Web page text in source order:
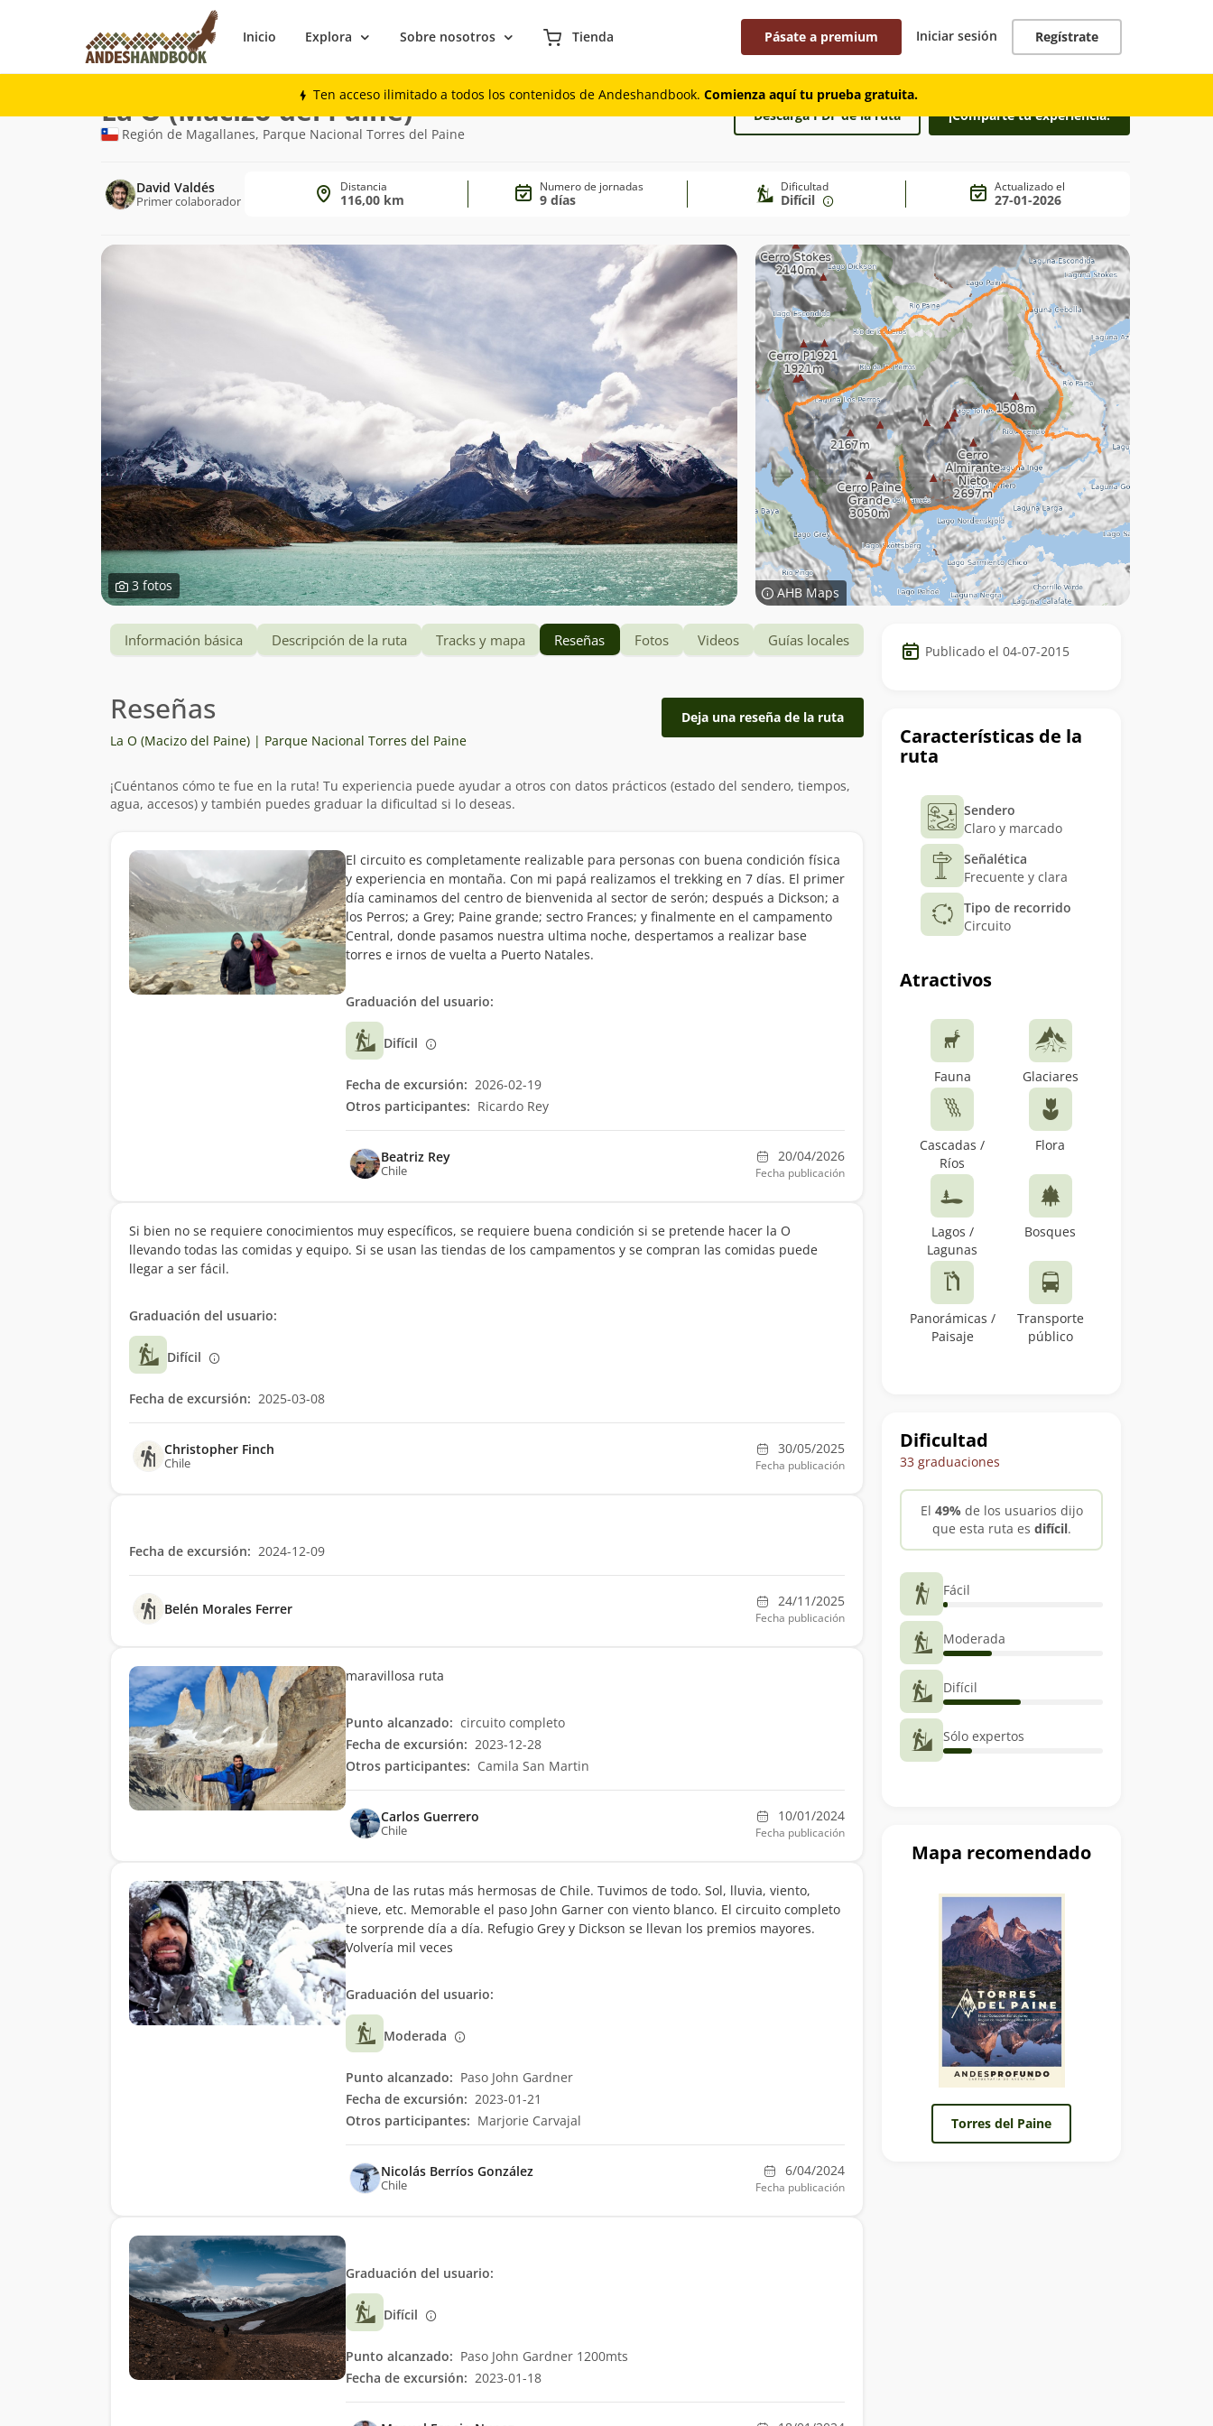
Inicio Explora Sobre nosotros Tienda Pásate a premium Iniciar sesión Regístrate
Ten acceso ilimitado a todos los contenidos de Andeshandbook. Comienza aquí tu prueba gratuita.
Trekking
Ruta
de
La O (Macizo del Paine)
Región de Magallanes, Parque Nacional Torres del Paine
Descarga PDF de la ruta ¡Comparte tu experiencia!
David Valdés
Primer colaborador
Distancia
116,00 km
Numero de jornadas
9 días
Dificultad
Difícil
Actualizado el
27-01-2026
3 fotos AHB Maps
Datos
del Publicado el 04-07-2015
Características de la
ruta
Sendero
Claro y marcado
Señalética
Frecuente y clara
Tipo de recorrido
Circuito
Atractivos
Fauna Glaciares
Cascadas /
Ríos
Flora
Lagos /
Lagunas
Bosques
Panorámicas /
Paisaje
Transporte
público
Dificultad
33 graduaciones
El 49% de los usuarios dijo
que esta ruta es difícil.
Fácil
Moderada
Difícil
Sólo expertos
Mapa recomendado
Torres del Paine
Información básica Descripción de la ruta Tracks y mapa Reseñas Fotos Videos Guías locales
Reseñas
La O (Macizo del Paine) | Parque Nacional Torres del Paine
Deja una reseña de la ruta
¡Cuéntanos cómo te fue en la ruta! Tu experiencia puede ayudar a otros con datos prácticos (estado del sendero, tiempos,
agua, accesos) y también puedes graduar la dificultad si lo deseas.
El circuito es completamente realizable para personas con buena condición física
y experiencia en montaña. Con mi papá realizamos el trekking en 7 días. El primer
día caminamos del centro de bienvenida al sector de serón; después a Dickson; a
los Perros; a Grey; Paine grande; sectro Frances; y finalmente en el campamento
Central, donde pasamos nuestra ultima noche, despertamos a realizar base
torres e irnos de vuelta a Puerto Natales.
Graduación del usuario:
Difícil
Fecha de excursión: 2026-02-19
Otros participantes: Ricardo Rey
Beatriz Rey
Chile
20/04/2026
Fecha publicación
Si bien no se requiere conocimientos muy específicos, se requiere buena condición si se pretende hacer la O
llevando todas las comidas y equipo. Si se usan las tiendas de los campamentos y se compran las comidas puede
llegar a ser fácil.
Graduación del usuario:
Difícil
Fecha de excursión: 2025-03-08
Christopher Finch
Chile
30/05/2025
Fecha publicación
Fecha de excursión: 2024-12-09
Belén Morales Ferrer 24/11/2025
Fecha publicación
maravillosa ruta
Punto alcanzado: circuito completo
Fecha de excursión: 2023-12-28
Otros participantes: Camila San Martin
Carlos Guerrero
Chile
10/01/2024
Fecha publicación
Una de las rutas más hermosas de Chile. Tuvimos de todo. Sol, lluvia, viento,
nieve, etc. Memorable el paso John Garner con viento blanco. El circuito completo
te sorprende día a día. Refugio Grey y Dickson se llevan los premios mayores.
Volvería mil veces
Graduación del usuario:
Moderada
Punto alcanzado: Paso John Gardner
Fecha de excursión: 2023-01-21
Otros participantes: Marjorie Carvajal
Nicolás Berríos González
Chile
6/04/2024
Fecha publicación
Graduación del usuario:
Difícil
Punto alcanzado: Paso John Gardner 1200mts
Fecha de excursión: 2023-01-18